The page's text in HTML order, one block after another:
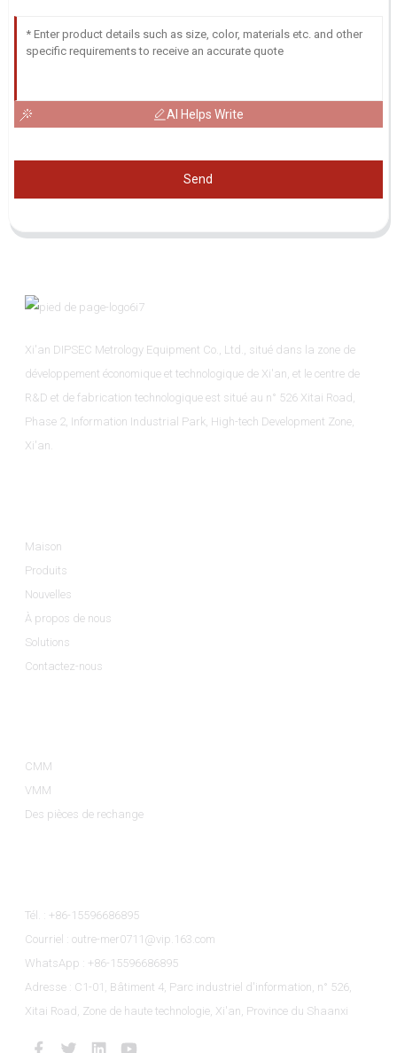
AI Helps Write
Send
Xi'an DIPSEC Metrology Equipment Co., Ltd., situé dans la zone de
développement économique et technologique de Xi'an, et le centre de
R&D et de fabrication technologique est situé au n° 526 Xitai Road,
Phase 2, Information Industrial Park, High-tech Development Zone,
Xi'an.
Maison
Produits
Nouvelles
À propos de nous
Solutions
Contactez-nous
CMM
VMM
Des pièces de rechange
Tél. : +86-15596686895
Courriel : outre-mer0711@vip.163.com
WhatsApp : +86-15596686895
Adresse : C1-01, Bâtiment 4, Parc industriel d'information, n° 526,
Xitai Road, Zone de haute technologie, Xi'an, Province du Shaanxi